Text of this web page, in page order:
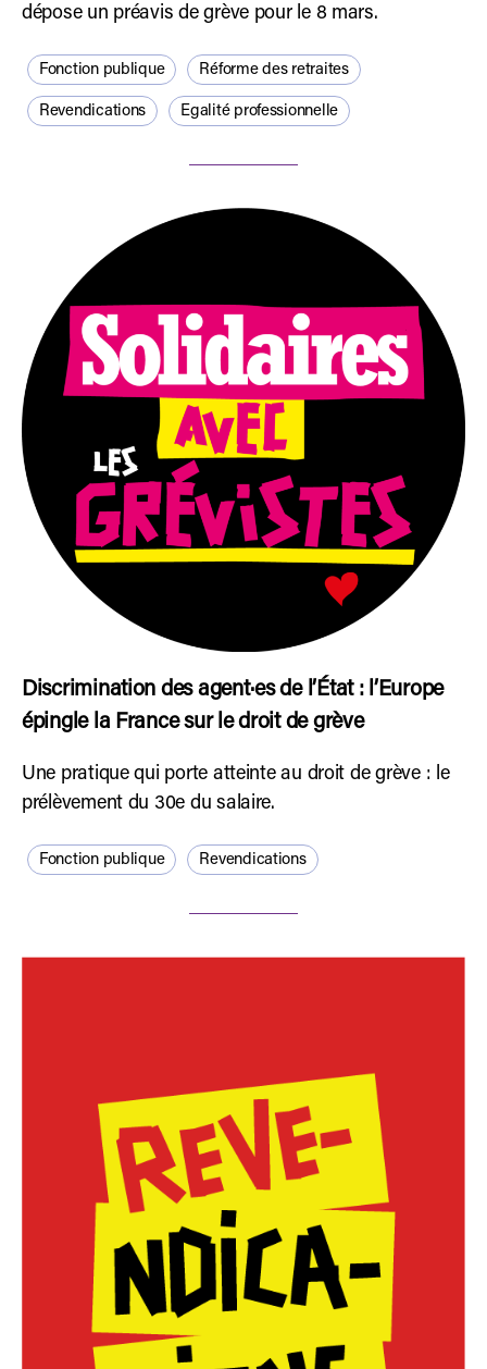
dépose un préavis de grève pour le 8 mars.
Fonction publique Réforme des retraites
Revendications Egalité professionnelle
Discrimination des agent·es de l’État : l’Europe
épingle la France sur le droit de grève
Une pratique qui porte atteinte au droit de grève : le
prélèvement du 30e du salaire.
Fonction publique Revendications